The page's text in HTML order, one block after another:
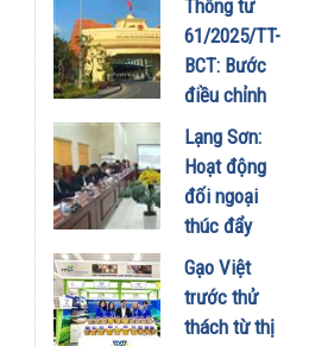
Trung Bộ
14/04/2026
tăng tốc về
Việt Nam
02/04/2026
Thông tư
61/2025/TT-
BCT: Bước
điều chỉnh
chiến lược
trong
thương mại
Việt Nam –
Lào giai
đoạn
2025–2030
03/12/2025
Lạng Sơn:
Hoạt động
đối ngoại
thúc đẩy
quá trình
thông quan,
phát triển
Gạo Việt
trước thử
thách từ thị